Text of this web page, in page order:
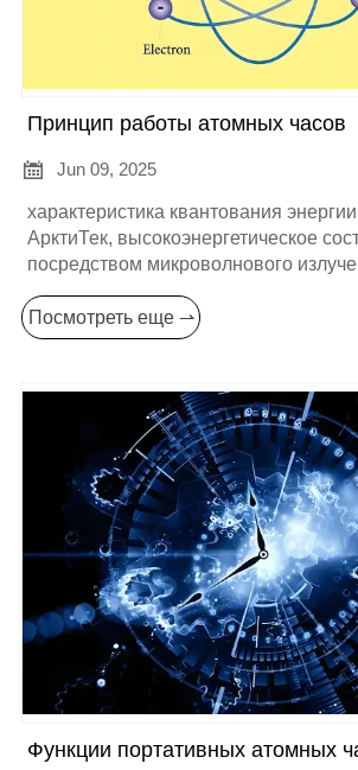
Принцип работы атомных часов

Jun 09, 2025
характеристика квантования
АрктиТек, высокоэнергетическое
посредством микроволнового
Посмотреть еще ⇀
Функции портативных атомных